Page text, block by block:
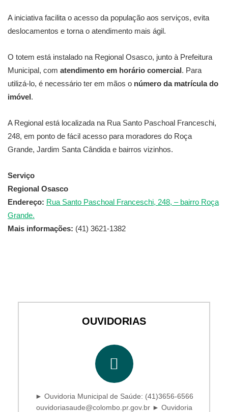
A iniciativa facilita o acesso da população aos serviços, evita
deslocamentos e torna o atendimento mais ágil.
O totem está instalado na Regional Osasco, junto à Prefeitura
Municipal, com atendimento em horário comercial. Para
utilizá-lo, é necessário ter em mãos o número da matrícula do
imóvel.
A Regional está localizada na Rua Santo Paschoal Franceschi,
248, em ponto de fácil acesso para moradores do Roça
Grande, Jardim Santa Cândida e bairros vizinhos.
Serviço
Regional Osasco
Endereço: Rua Santo Paschoal Franceschi, 248, – bairro Roça
Grande.
Mais informações: (41) 3621-1382
OUVIDORIAS
► Ouvidoria Municipal de Saúde: (41)3656-6566
ouvidoriasaude@colombo.pr.gov.br ► Ouvidoria